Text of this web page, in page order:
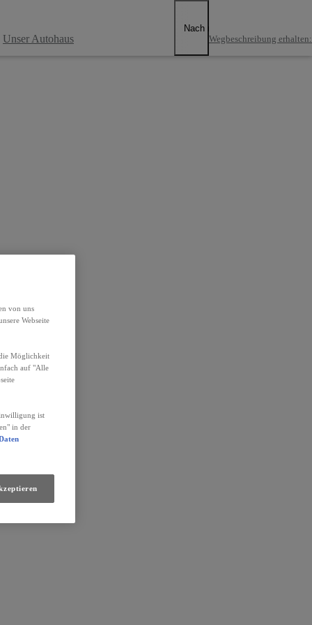
Unser Autohaus
Nach rechts scrollen
Wegbeschreibung erhalten:
von uns
Webseite
Möglichkeit
auf "Alle
ist
in der